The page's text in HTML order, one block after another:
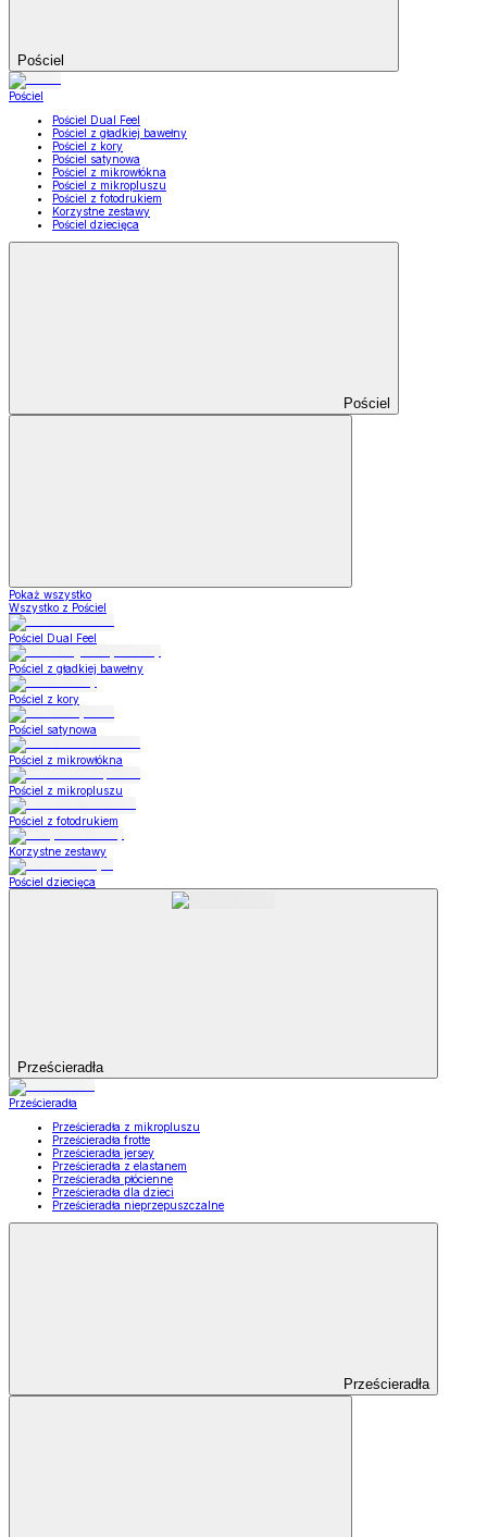
Pościel
Pościel
Pościel Dual Feel
Pościel z gładkiej bawełny
Pościel z kory
Pościel satynowa
Pościel z mikrowłókna
Pościel z mikropluszu
Pościel z fotodrukiem
Korzystne zestawy
Pościel dziecięca
Pościel
Pokaż wszystko
Wszystko z Pościel
Pościel Dual Feel
Pościel z gładkiej bawełny
Pościel z kory
Pościel satynowa
Pościel z mikrowłókna
Pościel z mikropluszu
Pościel z fotodrukiem
Korzystne zestawy
Pościel dziecięca
Prześcieradła
Prześcieradła
Prześcieradła z mikropluszu
Prześcieradła frotte
Prześcieradła jersey
Prześcieradła z elastanem
Prześcieradła płócienne
Prześcieradła dla dzieci
Prześcieradła nieprzepuszczalne
Prześcieradła